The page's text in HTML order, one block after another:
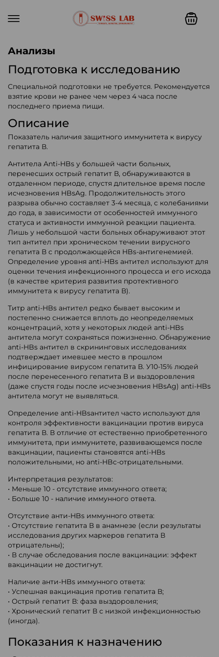
Анализы
Подготовка к исследованию
Специальной подготовки не требуется. Рекомендуется
взятие крови не ранее чем через 4 часа после
последнего приема пищи.
Описание
Показатель наличия защитного иммунитета к вирусу
гепатита В.
Антитела Anti-HBs у большей части больных,
перенесших острый гепатит В, обнаруживаются в
отдаленном периоде, спустя длительное время после
исчезновения HBsAg. Продолжительность этого
разрыва обычно составляет 3-4 месяца, с колебаниями
до года, в зависимости от особенностей иммунного
статуса и активности иммунной реакции пациента.
Лишь у небольшой части больных обнаруживают этот
тип антител при хроническом течении вирусного
гепатита В с продолжающейся HBs-антигенемией.
Определение уровня anti-HBs антител используют для
оценки течения инфекционного процесса и его исхода
(в качестве критерия развития протективного
иммунитета к вирусу гепатита В).
Титр anti-HBs антител редко бывает высоким и
постепенно снижается вплоть до неопределяемых
концентраций, хотя у некоторых людей anti-HBs
антитела могут сохраняться пожизненно. Обнаружение
anti-HBs антител в скрининговых исследованиях
подтверждает имевшее место в прошлом
инфицирование вирусом гепатита В. У10-15% людей
после перенесенного гепатита В и выздоровления
(даже спустя годы после исчезновения HBsAg) anti-HBs
антитела могут не выявляться.
Определение anti-HBsантител часто используют для
контроля эффективности вакцинации против вируса
гепатита В. В отличие от естественно приобретенного
иммунитета, при иммунитете, развивающемся после
вакцинации, пациенты становятся anti-HBs
noложительными, но anti-HBc-отрицательными.
Интерпретация результатов:
• Меньше 10 - отсутствие иммунного ответа;
• Больше 10 - наличие иммунного ответа.
Отсутствие анти-HBs иммунного ответа:
• Отсутствие гепатита В в анамнезе (если результаты
исследования других маркеров гепатита В
отрицательны);
• В случае обследования после вакцинации: эффект
вакцинации не достигнут.
Наличие анти-HBs иммунного ответа:
• Успешная вакцинация против гепатита В;
• Острый гепатит В: фаза выздоровления;
• Хронический гепатит В с низкой инфекционностью
(иногда).
Показания к назначению